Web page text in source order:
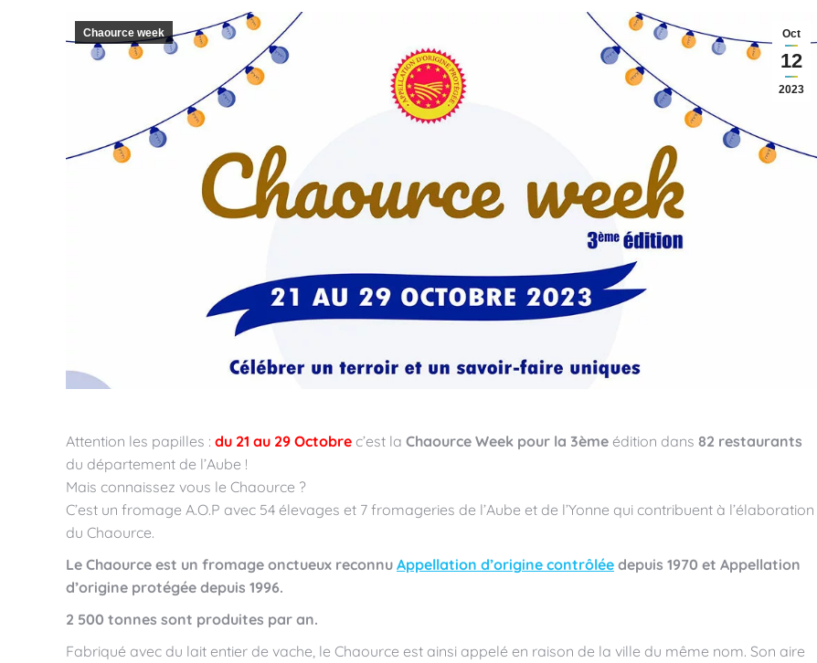
Oct
12
2023
Chaource week
Attention les papilles : du 21 au 29 Octobre c’est la Chaource Week pour la 3ème édition dans 82 restaurants
du département de l’Aube !
Mais connaissez vous le Chaource ?
C’est un fromage A.O.P avec 54 élevages et 7 fromageries de l’Aube et de l’Yonne qui contribuent à l’élaboration
du Chaource.
Le Chaource est un fromage onctueux reconnu Appellation d’origine contrôlée depuis 1970 et Appellation
d’origine protégée depuis 1996.
2 500 tonnes sont produites par an.
Fabriqué avec du lait entier de vache, le Chaource est ainsi appelé en raison de la ville du même nom. Son aire